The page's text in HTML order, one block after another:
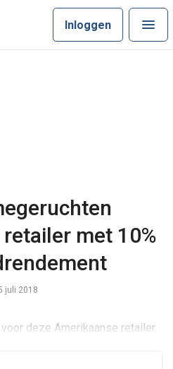
Inloggen
met 10%
juli 2018
deze Amerikaanse retailer.